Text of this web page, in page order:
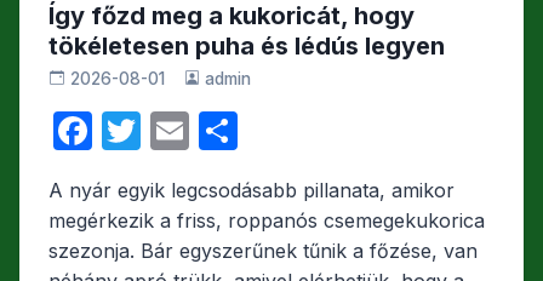
Így főzd meg a kukoricát, hogy
tökéletesen puha és lédús legyen
2026-08-01 admin
F
a
c
e
T
itt
er
E
ail
s
s
z
A nyár egyik legcsodásabb pillanata, amikor
megérkezik a friss, roppanós csemegekukorica
szezonja. Bár egyszerűnek tűnik a főzése, van